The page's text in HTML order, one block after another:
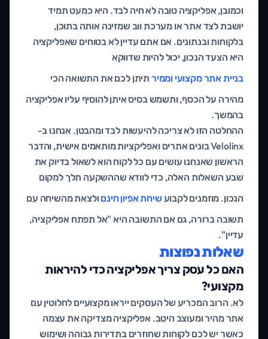
וכמובן, אפליקציה טובה לא חיה לבד. היא כמעט תמיד
יושבת לצד אתר או מערכת ווב שמזינה אותה בתוכן,
בלקוחות ובנתונים. אם אתם עדיין לא בטוחים שאפליקציה
היא הצעד הנכון, יכול להיות שדווקא
בניית אתר מקצועי וממיר תיתן לכם את התשואה הכי
מהירה על הכסף, ותשמש בסיס איתן להוסיף עליו אפליקציה
בהמשך.
ההחלטה הזו לא צריכה להיעשות לבד ומהבטן. אנחנו ב-
Velolinx בונים אתרים ואפליקציות מותאמים אישית, והדבר
הראשון שאנחנו עושים עם כל לקוח הוא לשאול בדיוק את
שבע השאלות האלה, כדי לוודא שההשקעה תלך למקום
הנכון. מוזמנים לקבוע שיחת אפיון חינםולצאת מהשיחה עם
תשובה ברורה, גם אם התשובה היא "אל תפתח אפליקציה,
עדיין".
שאלות נפוצות
האם כל עסק צריך אפליקציה כדי להיראות
מקצועי?
לא. הרוב המכריע של העסקים ייראו מקצועיים לחלוטין עם
אתר מהיר ומעוצב היטב. אפליקציה מצדיקה את עצמה
כאשר יש לכם לקוחות שחוזרים בתדירות גבוהה ושימוש